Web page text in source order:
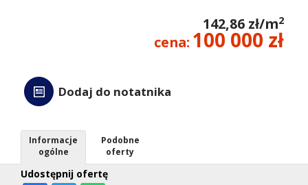
kredyt
142,86 zł/m2
cena: 100 000 zł
Dodaj do notatnika
Udostępnij ofertę
Informacje
ogólne
Podobne
oferty